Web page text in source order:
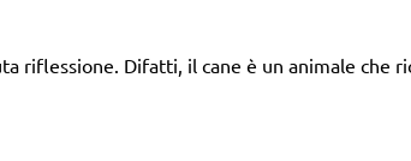
riflessione. Difatti, il cane è un animale che